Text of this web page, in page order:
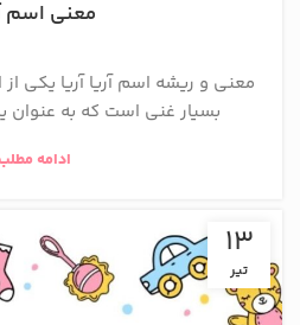
معنی اسم
معنی و ریشه اسم آریا آریا یکی
بسیار غنی است که به عنوان
ادامه
13
تیر